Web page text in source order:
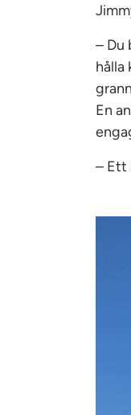
– Du
hålla
En
– Ett